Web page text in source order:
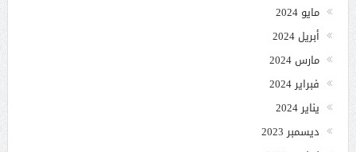
مايو 2024
أبريل 2024
مارس 2024
فبراير 2024
يناير 2024
ديسمبر 2023